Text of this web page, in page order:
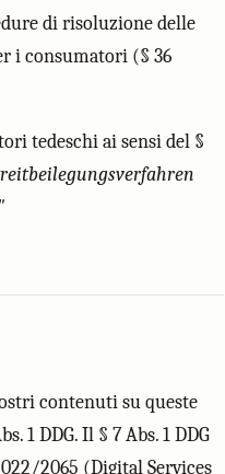
di risoluzione delle
i consumatori (§ 36
tedeschi ai sensi del §
contenuti su queste
1 DDG. Il § 7 Abs. 1 DDG
2065 (Digital Services